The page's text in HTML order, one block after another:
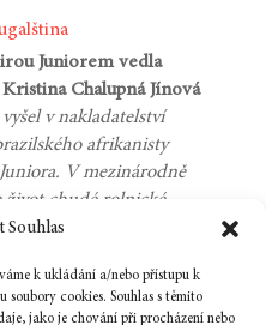
Souhlas
k ukládání a/nebo přístupu k
cookies. Souhlas s těmito
jako je chování při procházení nebo
Juniorem vedla
Chalupná Jínová
v nakladatelství
afrikanisty
V mezinárodně
život chudé rolnické
Skrze příběh tří
autor mluví
své knihy a přibližuje